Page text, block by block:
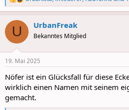
R
e
a
c
i
s
U UrbanFreak
Bekanntes Mitglied
19. Mai 2025
Nöfer ist ein Glücksfall für diese
wirklich einen Namen mit seinem
gemacht.